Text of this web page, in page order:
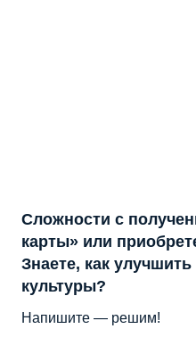
Сложности с
карты» или
Знаете, как
культуры?
Напишите — решим!